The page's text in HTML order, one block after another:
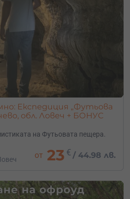
Експедиция „Футьова
обл. Ловеч + БОНУС
на Футьовата пещера.
от 23 € / 44.98 лв.